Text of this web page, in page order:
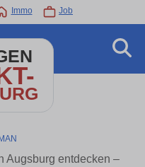
Immo Job
Augsburg entdecken –